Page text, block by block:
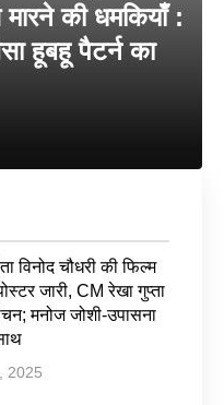
की धमकियाँ :
हूबहू पैटर्न का
विनोद चौधरी की फिल्म
जारी, CM रेखा गुप्ता
मनोज जोशी-उपासना
2025